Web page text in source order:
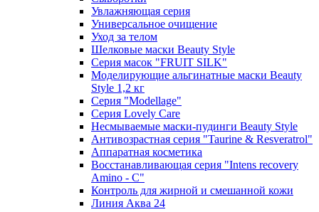
Увлажняющая серия
Универсальное очищение
Уход за телом
Шелковые маски Beauty Style
Серия масок "FRUIT SILK"
Моделирующие альгинатные маски Beauty
Style 1,2 кг
Серия "Modellage"
Cерия Lovely Care
Несмываемые маски-пудинги Beauty Style
Антивозрастная серия "Taurine & Resveratrol"
Аппаратная косметика
Восстанавливающая серия "Intens recovery
Amino - C"
Контроль для жирной и смешанной кожи
Линия Аква 24